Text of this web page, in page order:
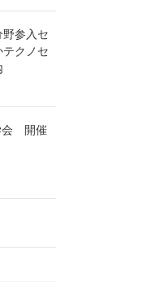
野参入セ
テクノセ
会 開催